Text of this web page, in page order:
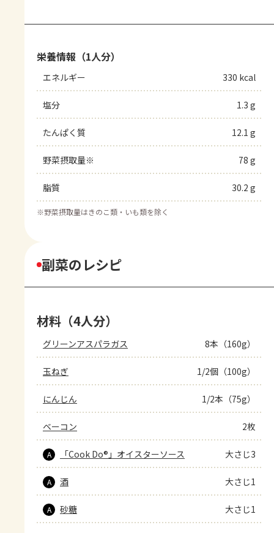
栄養情報（1人分）
エネルギー 330 kcal
塩分 1.3 g
たんぱく質 12.1 g
野菜摂取量※ 78 g
脂質 30.2 g
※野菜摂取量はきのこ類・いも類を除く
副菜のレシピ
材料（4人分）
グリーンアスパラガス 8本（160g）
玉ねぎ 1/2個（100g）
にんじん 1/2本（75g）
ベーコン 2枚
A 「Cook Do®」オイスターソース 大さじ3
A 酒 大さじ1
A 砂糖 大さじ1